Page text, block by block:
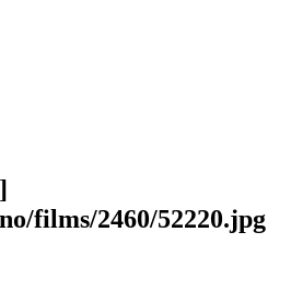
films/2460/52220.jpg